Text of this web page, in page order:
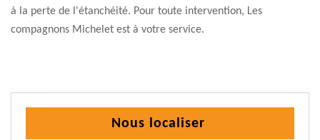
à la perte de l'étanchéité. Pour toute intervention, Les
compagnons Michelet est à votre service.
Nous localiser